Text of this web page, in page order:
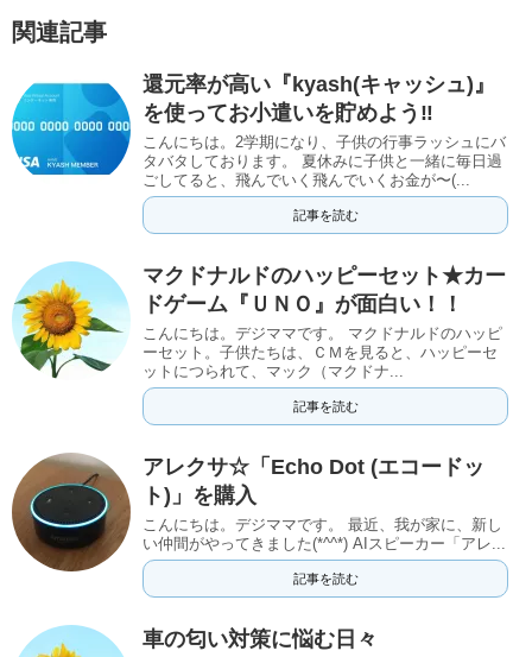
関連記事
還元率が高い『kyash(キャッシュ)』
を使ってお小遣いを貯めよう‼︎
こんにちは。2学期になり、子供の行事ラッシュにバ
タバタしております。 夏休みに子供と一緒に毎日過
ごしてると、飛んでいく飛んでいくお金が〜(...
記事を読む
マクドナルドのハッピーセット★カー
ドゲーム『ＵＮＯ』が面白い！！
こんにちは。デジママです。 マクドナルドのハッピ
ーセット。子供たちは、ＣＭを見ると、ハッピーセ
ットにつられて、マック（マクドナ...
記事を読む
アレクサ☆「Echo Dot (エコードッ
ト)」を購入
こんにちは。デジママです。 最近、我が家に、新し
い仲間がやってきました(*^^*) AIスピーカー「アレ...
記事を読む
車の匂い対策に悩む日々